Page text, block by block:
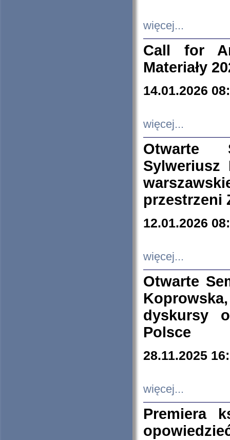
więcej...
Call for
Materiały
14.01.2026
więcej...
Otwarte
Sylweriusz
przestrzeni
12.01.2026
więcej...
Otwarte
dyskursy
Polsce
28.11.2025
więcej...
Premiera